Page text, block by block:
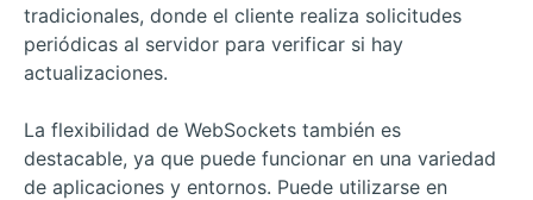
tradicionales, donde el cliente realiza solicitudes
periódicas al servidor para verificar si hay
actualizaciones.
La flexibilidad de WebSockets también es
destacable, ya que puede funcionar en una variedad
de aplicaciones y entornos. Puede utilizarse en